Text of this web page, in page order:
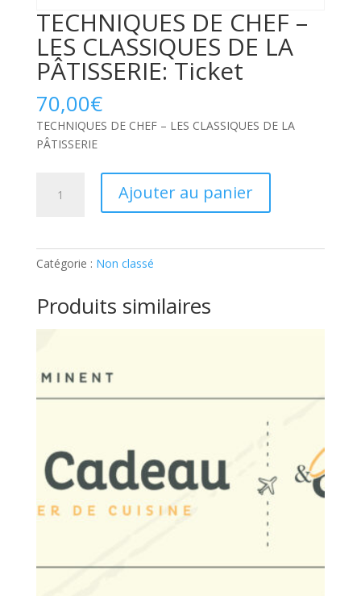
TECHNIQUES DE CHEF –
LES CLASSIQUES DE LA
PÂTISSERIE: Ticket
70,00€
TECHNIQUES DE CHEF – LES CLASSIQUES DE LA
PÂTISSERIE
CHEF
CLASSIQUES
DE
Ticket
Ajouter au panier
Catégorie : Non classé
Produits similaires